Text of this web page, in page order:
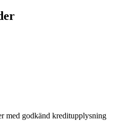
med godkänd kreditupplysning